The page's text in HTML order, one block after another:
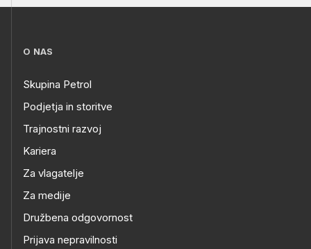
O NAS
Skupina Petrol
Podjetja in storitve
Trajnostni razvoj
Kariera
Za vlagatelje
Za medije
Družbena odgovornost
Prijava nepravilnosti